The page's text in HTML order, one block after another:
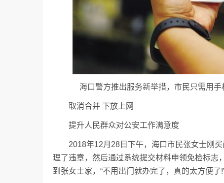
海口警方推出服务新举措，市民只需用手
取消合并 下放上网
提升人民群众对公安工作满意度
2018年12月28日下午，海口市民张女士刚买
理了违章，然后通过系统提交材料申领免检标
到张女士家，“不用出门就办完了，真的太方便了